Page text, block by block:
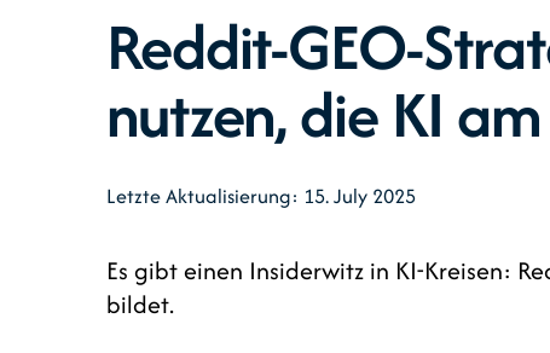
Reddit-GEO-
nutzen, die KI
Letzte Aktualisierung: 15. July 2025
Es gibt einen Insiderwitz in KI-Kreisen:
bildet.